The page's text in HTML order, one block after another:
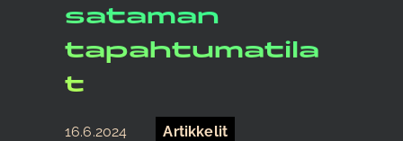
sataman
tapahtumatila
t
16.6.2024 Artikkelit